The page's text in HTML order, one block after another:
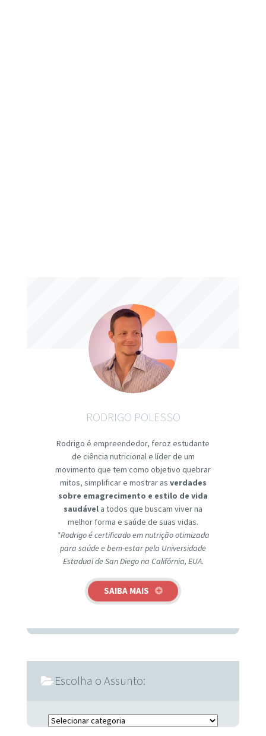
RODRIGO POLESSO
Rodrigo é empreendedor, feroz estudante
de ciência nutricional e líder de um
movimento que tem como objetivo quebrar
mitos, simplificar e mostrar as verdades
sobre emagrecimento e estilo de vida
saudável a todos que buscam viver na
melhor forma e saúde de suas vidas.
*Rodrigo é certificado em nutrição otimizada
para saúde e bem-estar pela Universidade
Estadual de San Diego na Califórnia, EUA.
SAIBA MAIS
Escolha o Assunto:
Escolha o Assunto: